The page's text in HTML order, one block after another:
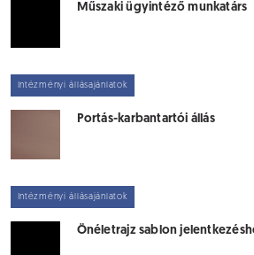
Műszaki ügyintéző munkatárs
Intézményi állásajánlatok
Portás-karbantartói állás
Intézményi állásajánlatok
Önéletrajz sablon